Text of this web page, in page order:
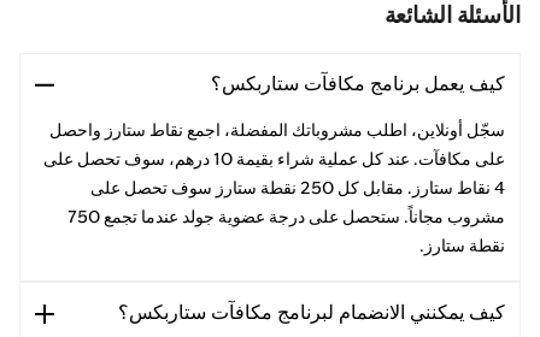
الأسئلة الشائعة
كيف يعمل برنامج مكافآت ستاربكس؟
سجّل أونلاين، اطلب مشروباتك المفضلة، اجمع نقاط ستارز واحصل
على مكافآت. عند كل عملية شراء بقيمة 10 درهم، سوف تحصل على
4 نقاط ستارز. مقابل كل 250 نقطة ستارز سوف تحصل على
مشروب مجاناً. ستحصل على درجة عضوية جولد عندما تجمع 750
نقطة ستارز.
كيف يمكنني الانضمام لبرنامج مكافآت ستاربكس؟